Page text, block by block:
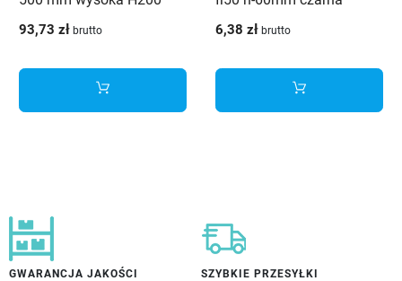
KPL500D
93,73 zł brutto 6,38 zł brutto
GWARANCJA JAKOŚCI
SZYBKIE PRZESYŁKI